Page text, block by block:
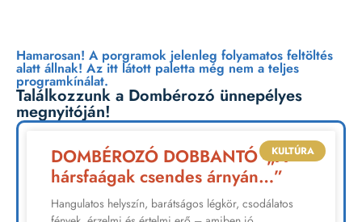
Hamarosan! A porgramok jelenleg folyamatos feltöltés
alatt állnak! Az itt látott paletta még nem a teljes
programkínálat.
Találkozzunk a Dombérozó ünnepélyes
megnyitóján!
KULTÚRA
DOMBÉROZÓ DOBBANTÓ -„A
hársfaágak csendes árnyán…”
Hangulatos helyszín, barátságos légkör, csodálatos